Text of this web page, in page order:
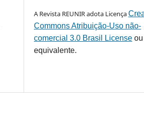
A Revista REUNIR adota Licença
Commons Atribuição-Uso não-
comercial 3.0 Brasil License
equivalente.